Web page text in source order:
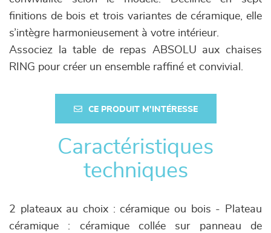
finitions de bois et trois variantes de céramique, elle
s’intègre harmonieusement à votre intérieur.
Associez la table de repas ABSOLU aux chaises
RING pour créer un ensemble raffiné et convivial.
CE PRODUIT M'INTÉRESSE
Caractéristiques
techniques
2 plateaux au choix : céramique ou bois - Plateau
céramique : céramique collée sur panneau de